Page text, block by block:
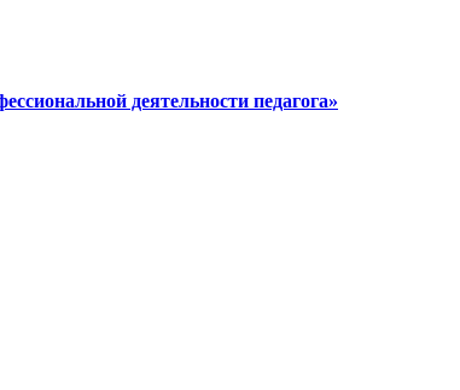
деятельности педагога»